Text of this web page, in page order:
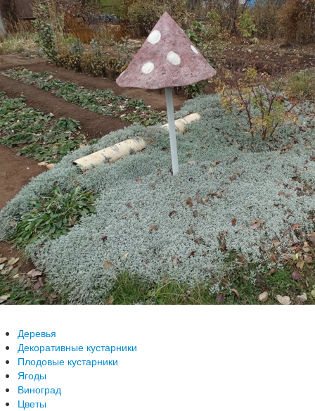
Деревья
Декоративные кустарники
Плодовые кустарники
Ягоды
Виноград
Цветы